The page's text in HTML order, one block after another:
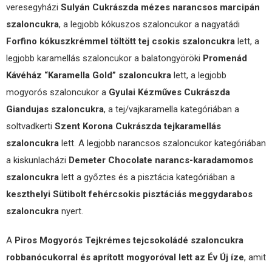
veresegyházi Sulyán Cukrászda mézes narancsos marcipán
szaloncukra, a legjobb kókuszos szaloncukor a nagyatádi
Forfino kókuszkrémmel töltött tej csokis szaloncukra lett, a
legjobb karamellás szaloncukor a balatongyöröki Promenád
Kávéház “Karamella Gold” szaloncukra lett, a legjobb
mogyorós szaloncukor a Gyulai Kézműves Cukrászda
Giandujas szaloncukra, a tej/vajkaramella kategóriában a
soltvadkerti Szent Korona Cukrászda tejkaramellás
szaloncukra lett. A legjobb narancsos szaloncukor kategóriában
a kiskunlacházi Demeter Chocolate narancs-karadamomos
szaloncukra lett a győztes és a pisztácia kategóriában a
keszthelyi Sütibolt fehércsokis pisztáciás meggydarabos
szaloncukra nyert.
A Piros Mogyorós Tejkrémes tejcsokoládé szaloncukra
robbanócukorral és aprított mogyoróval lett az Év Új íze, amit